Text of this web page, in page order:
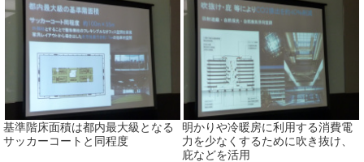
基準階床面積は都内最大級となる
サッカーコートと同程度
明かりや冷暖房に利用する消費電
力を少なくするために吹き抜け、
庇などを活用